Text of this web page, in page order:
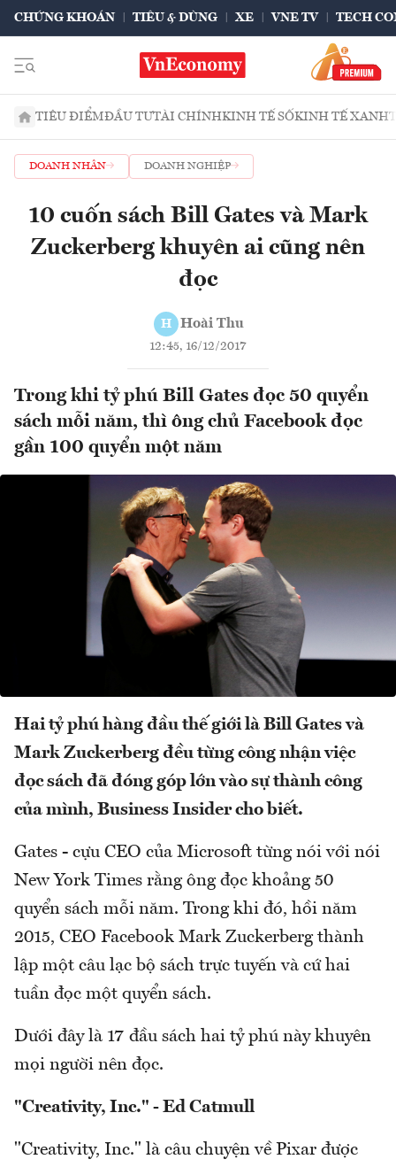
CHỨNG KHOÁN TIÊU & DÙNG XE VNE TV TECH
TIÊU ĐIỂMĐẦU TƯTÀI CHÍNHKINH TẾ SỐKINH TẾ XANH
DOANH NHÂN DOANH NGHIỆP
10 cuốn sách Bill Gates và Mark
Zuckerberg khuyên ai cũng nên
đọc
H Hoài Thu
12:45, 16/12/2017
Trong khi tỷ phú Bill Gates đọc 50 quyển
sách mỗi năm, thì ông chủ Facebook đọc
gần 100 quyển một năm
Hai tỷ phú hàng đầu thế giới là Bill Gates và
Mark Zuckerberg đều từng công nhận việc
đọc sách đã đóng góp lớn vào sự thành công
của mình, Business Insider cho biết.
Gates - cựu CEO của Microsoft từng nói với nói
New York Times rằng ông đọc khoảng 50
quyển sách mỗi năm. Trong khi đó, hồi năm
2015, CEO Facebook Mark Zuckerberg thành
lập một câu lạc bộ sách trực tuyến và cứ hai
tuần đọc một quyển sách.
Dưới đây là 17 đầu sách hai tỷ phú này khuyên
mọi người nên đọc.
"Creativity, Inc." - Ed Catmull
"Creativity, Inc." là câu chuyện về Pixar được